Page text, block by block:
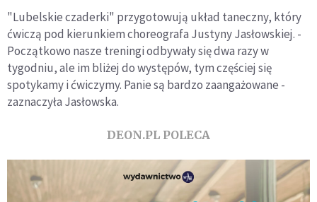
"Lubelskie czaderki" przygotowują układ taneczny, który
ćwiczą pod kierunkiem choreografa Justyny Jasłowskiej. -
Początkowo nasze treningi odbywały się dwa razy w
tygodniu, ale im bliżej do występów, tym częściej się
spotykamy i ćwiczymy. Panie są bardzo zaangażowane -
zaznaczyła Jasłowska.
DEON.PL POLECA